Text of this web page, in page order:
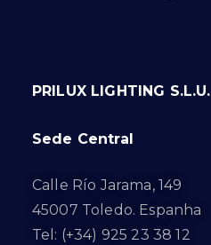
PRILUX LIGHTING S.L.U.
Sede Central
Calle Río Jarama, 149
45007 Toledo. Espanha
Tel: (+34) 925 23 38 12